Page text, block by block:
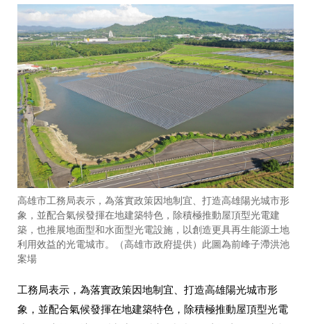
高雄市工務局表示，為落實政策因地制宜、打造高雄陽光城市形
象，並配合氣候發揮在地建築特色，除積極推動屋頂型光電建
築，也推展地面型和水面型光電設施，以創造更具再生能源土地
利用效益的光電城市。（高雄市政府提供）此圖為前峰子滯洪池
案場
工務局表示，為落實政策因地制宜、打造高雄陽光城市形
象，並配合氣候發揮在地建築特色，除積極推動屋頂型光電